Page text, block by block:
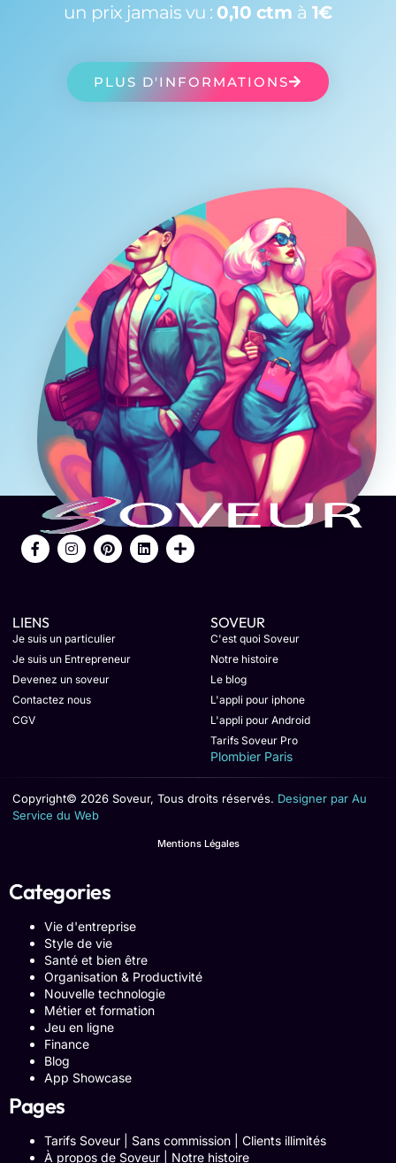
un prix jamais vu : 0,10 ctm à 1€
PLUS D'INFORMATIONS
LIENS
Je suis un particulier
Je suis un Entrepreneur
Devenez un soveur
Contactez nous
CGV
SOVEUR
C'est quoi Soveur
Notre histoire
Le blog
L'appli pour iphone
L'appli pour Android
Tarifs Soveur Pro
Plombier Paris
Copyright© 2026 Soveur, Tous droits réservés. Designer par Au
Service du Web
Mentions Légales
Categories
Vie d'entreprise
Style de vie
Santé et bien être
Organisation & Productivité
Nouvelle technologie
Métier et formation
Jeu en ligne
Finance
Blog
App Showcase
Pages
Tarifs Soveur | Sans commission | Clients illimités
À propos de Soveur | Notre histoire